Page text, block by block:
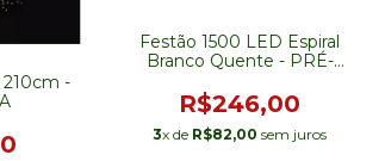
-
Festão 1500 LED Espiral
Branco Quente - PRÉ-
R$246,00
3x de R$82,00 sem juros